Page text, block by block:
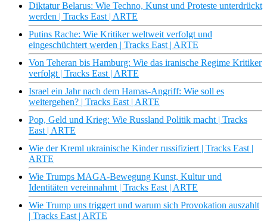
Diktatur Belarus: Wie Techno, Kunst und Proteste unterdrückt
werden | Tracks East | ARTE
Putins Rache: Wie Kritiker weltweit verfolgt und
eingeschüchtert werden | Tracks East | ARTE
Von Teheran bis Hamburg: Wie das iranische Regime Kritiker
verfolgt | Tracks East | ARTE
Israel ein Jahr nach dem Hamas-Angriff: Wie soll es
weitergehen? | Tracks East | ARTE
Pop, Geld und Krieg: Wie Russland Politik macht | Tracks
East | ARTE
Wie der Kreml ukrainische Kinder russifiziert | Tracks East |
ARTE
Wie Trumps MAGA-Bewegung Kunst, Kultur und
Identitäten vereinnahmt | Tracks East | ARTE
Wie Trump uns triggert und warum sich Provokation auszahlt
| Tracks East | ARTE